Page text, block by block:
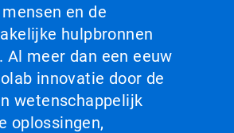
en de
hulpbronnen
Al meer dan een eeuw
innovatie door de
wetenschappelijk
oplossingen,